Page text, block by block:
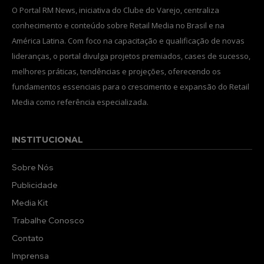
O Portal RM News, iniciativa do Clube do Varejo, centraliza
conhecimento e conteúdo sobre Retail Media no Brasil e na
América Latina. Com foco na capacitação e qualificação de novas
lideranças, o portal divulga projetos premiados, cases de sucesso,
melhores práticas, tendências e projeções, oferecendo os
fundamentos essenciais para o crescimento e expansão do Retail
Media como referência especializada.
INSTITUCIONAL
Sobre Nós
Publicidade
Media Kit
Trabalhe Conosco
Contato
Imprensa